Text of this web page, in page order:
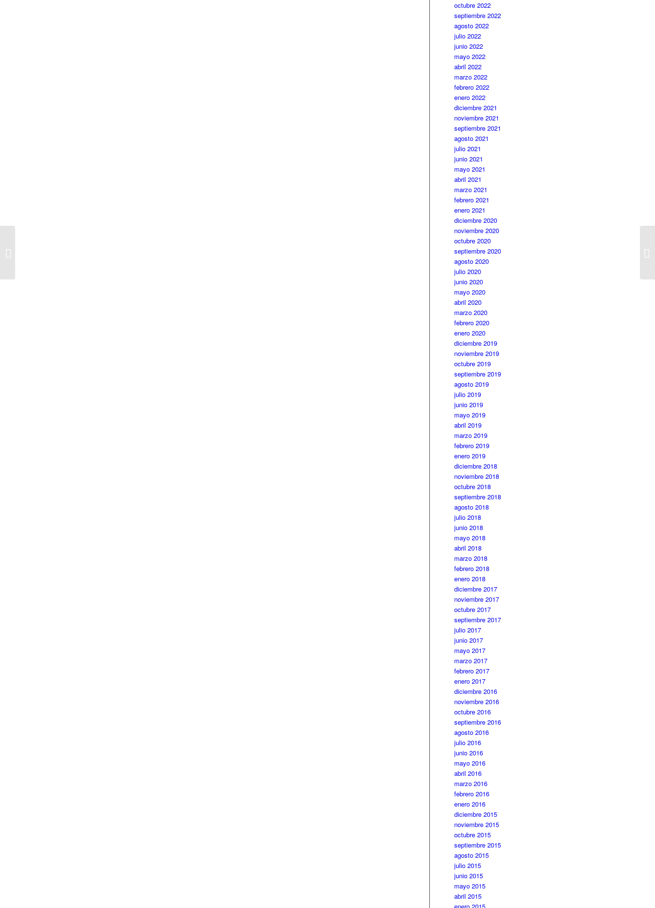
octubre 2022
septiembre 2022
agosto 2022
julio 2022
junio 2022
mayo 2022
abril 2022
marzo 2022
febrero 2022
enero 2022
diciembre 2021
noviembre 2021
septiembre 2021
agosto 2021
julio 2021
junio 2021
mayo 2021
abril 2021
marzo 2021
febrero 2021
enero 2021
diciembre 2020
noviembre 2020
octubre 2020
septiembre 2020
agosto 2020
julio 2020
junio 2020
mayo 2020
abril 2020
marzo 2020
febrero 2020
enero 2020
diciembre 2019
noviembre 2019
octubre 2019
septiembre 2019
agosto 2019
julio 2019
junio 2019
mayo 2019
abril 2019
marzo 2019
febrero 2019
enero 2019
diciembre 2018
noviembre 2018
octubre 2018
septiembre 2018
agosto 2018
julio 2018
junio 2018
mayo 2018
abril 2018
marzo 2018
febrero 2018
enero 2018
diciembre 2017
noviembre 2017
octubre 2017
septiembre 2017
julio 2017
junio 2017
mayo 2017
marzo 2017
febrero 2017
enero 2017
diciembre 2016
noviembre 2016
octubre 2016
septiembre 2016
agosto 2016
julio 2016
junio 2016
mayo 2016
abril 2016
marzo 2016
febrero 2016
enero 2016
diciembre 2015
noviembre 2015
octubre 2015
septiembre 2015
agosto 2015
julio 2015
junio 2015
mayo 2015
abril 2015